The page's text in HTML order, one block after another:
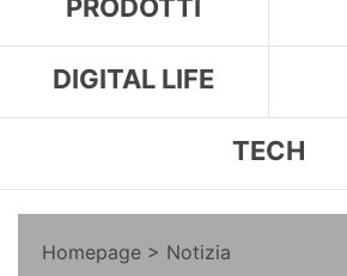
PRODOTTI
DIGITAL LIFE
TECH
Homepage > Notizia